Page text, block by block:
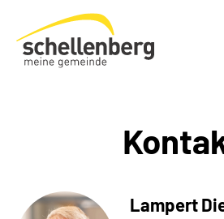
Gemeinde Schellenberg Startseite
Lampert